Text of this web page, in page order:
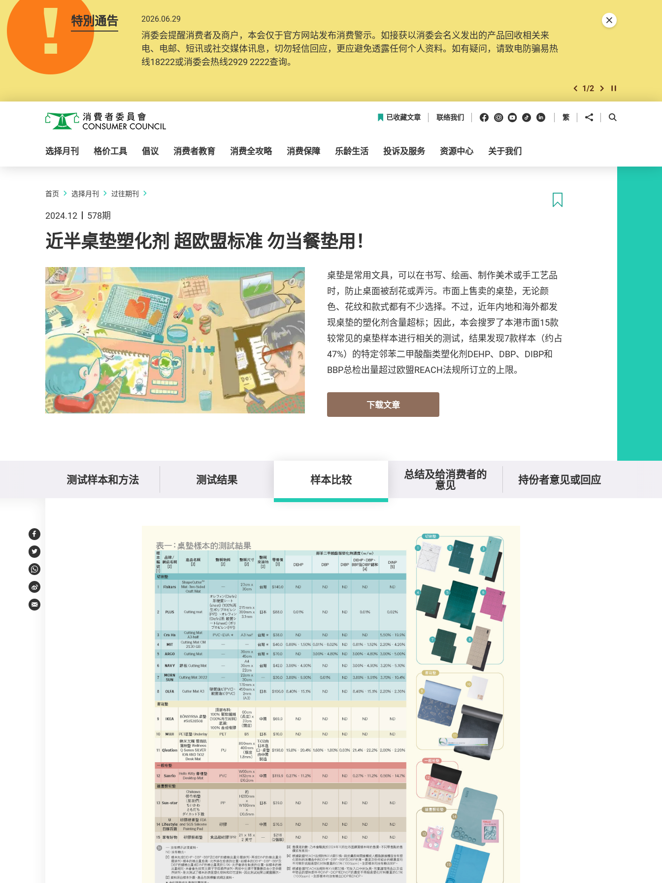
特別通告 2026.06.29
消委会提醒消费者及商户，本会仅于官方网站发布消费警示。如接获以消委会名义发出的产品回收相关来
电、电邮、短讯或社交媒体讯息，切勿轻信回应，更应避免透露任何个人资料。如有疑问，请致电防骗易热
线18222或消委会热线2929 2222查询。
上一个
1/2 下一个开始/暂停幻灯
关闭特別通告
消费者委员会
已收藏文章 联络我们 Facebook
Instagram
Youtube
抖音领英 繁 分享到 开启搜寻框
选择月刊 格价工具 倡议 消费者教育 消费全攻略 消费保障 乐龄生活 投诉及服务 资源中心 关于我们
首页 选择月刊 过往期刊
2024.12 578期
近半桌垫塑化剂 超欧盟标准 勿当餐垫用！
桌垫是常用文具，可以在书写、绘画、制作美术或手工艺品
时，防止桌面被刮花或弄污。市面上售卖的桌垫，无论颜
色、花纹和款式都有不少选择。不过，近年内地和海外都发
现桌垫的塑化剂含量超标；因此，本会搜罗了本港市面15款
较常见的桌垫样本进行相关的测试，结果发现7款样本（约占
47%）的特定邻苯二甲酸酯类塑化剂DEHP、DBP、DIBP和
BBP总检出量超过欧盟REACH法规所订立的上限。
下载文章
测试样本和方法 测试结果 样本比较 总结及给消费者的
意见 持份者意见或回应
Facebook
Twitter
WhatsApp
Weibo
Email